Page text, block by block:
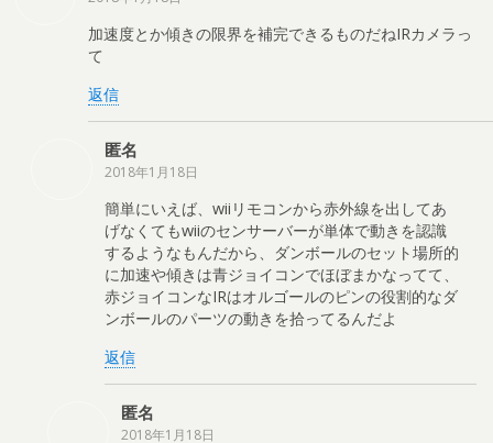
加速度とか傾きの限界を補完できるものだねIRカメラっ
て
返信
匿名
2018年1月18日
簡単にいえば、wiiリモコンから赤外線を出してあ
げなくてもwiiのセンサーバーが単体で動きを認識
するようなもんだから、ダンボールのセット場所的
に加速や傾きは青ジョイコンでほぼまかなってて、
赤ジョイコンなIRはオルゴールのピンの役割的なダ
ンボールのパーツの動きを拾ってるんだよ
返信
匿名
2018年1月18日